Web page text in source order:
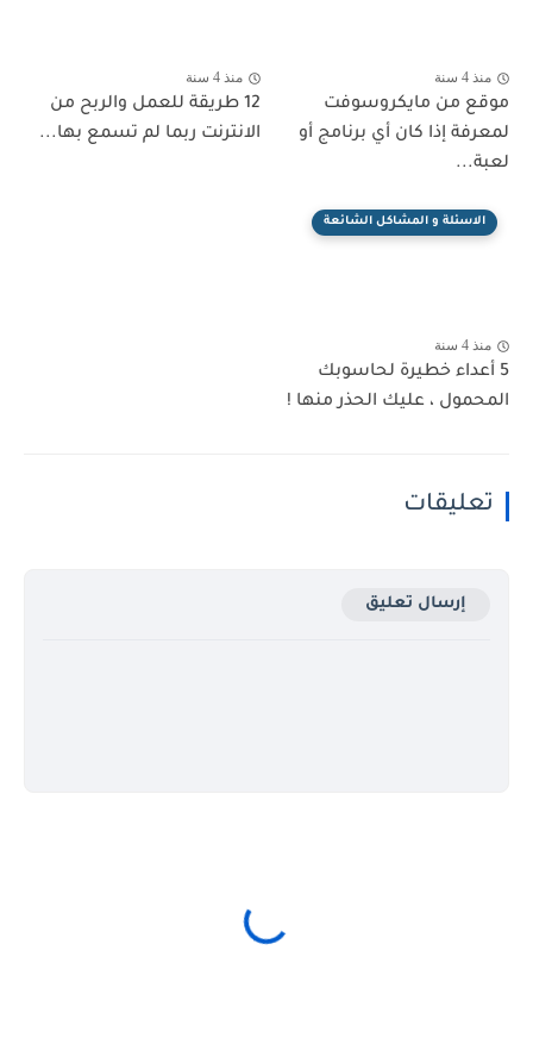
منذ 4 سنة
موقع من مايكروسوفت
لمعرفة إذا كان أي برنامج أو
لعبة...
منذ 4 سنة
12 طريقة للعمل والربح من
الانترنت ربما لم تسمع بها...
الاسئلة و المشاكل الشائعة
منذ 4 سنة
5 أعداء خطيرة لحاسوبك
المحمول ، عليك الحذر منها !
تعليقات
إرسال تعليق